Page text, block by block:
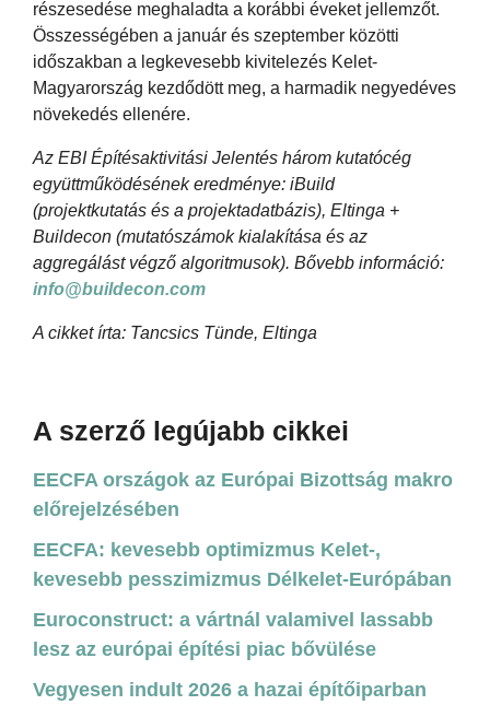
részesedése meghaladta a korábbi éveket jellemzőt.
Összességében a január és szeptember közötti
időszakban a legkevesebb kivitelezés Kelet-
Magyarország kezdődött meg, a harmadik negyedéves
növekedés ellenére.
Az EBI Építésaktivitási Jelentés három kutatócég
együttműködésének eredménye: iBuild
(projektkutatás és a projektadatbázis), Eltinga +
Buildecon (mutatószámok kialakítása és az
aggregálást végző algoritmusok). Bővebb információ:
info@buildecon.com
A cikket írta: Tancsics Tünde, Eltinga
A szerző legújabb cikkei
EECFA országok az Európai Bizottság makro
előrejelzésében
EECFA: kevesebb optimizmus Kelet-,
kevesebb pesszimizmus Délkelet-Európában
Euroconstruct: a vártnál valamivel lassabb
lesz az európai építési piac bővülése
Vegyesen indult 2026 a hazai építőiparban